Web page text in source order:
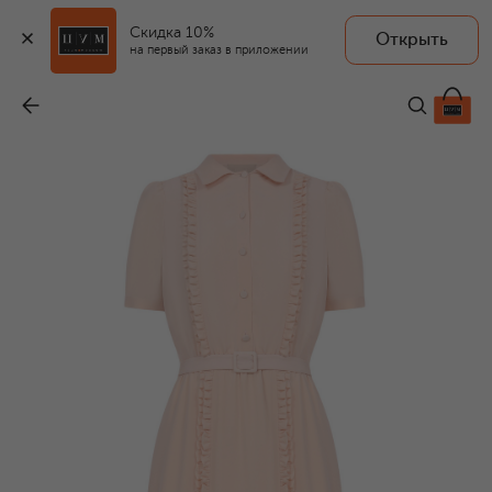
Скидка 10%
на первый заказ в приложении
Открыть
248 000 ₽